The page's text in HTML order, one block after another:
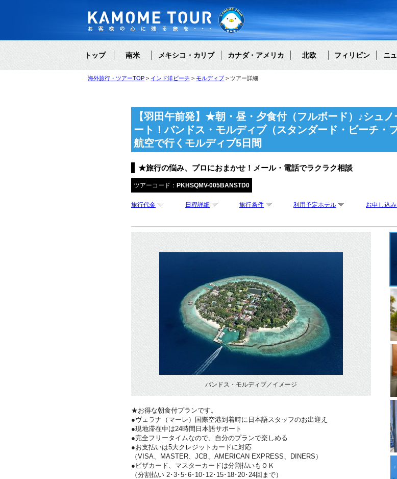
トップ 南米 メキシコ・カリブ カナダ・アメリカ 北欧 フィリピン ニ
海外旅行・ツアーTOP インド洋ビーチ モルディブ ツアー詳細
【羽田午前発】★朝・昼・夕食付（フルボード）♪シュ
ート！バンドス・モルディブ（スタンダード・ビーチ・
航空で行くモルディブ5日間
★旅行の悩み、プロにおまかせ！メール・電話でラクラク相談
ツアーコード： PKHSQMV-005BANSTD0
旅行代金 日程詳細 旅行条件 利用予定ホテル お申し込
バンドス・モルディブ／イメージ
★お得な朝食付プランです。
●ヴェラナ（マーレ）国際空港到着時に日本語スタッフのお出迎え
●現地滞在中は24時間日本語サポート
●完全フリータイムなので、自分のプランで楽しめる
●お支払いは5大クレジットカードに対応
（VISA、MASTER、JCB、AMERICAN EXPRESS、DINERS）
●ビザカード、マスターカードは分割払いもＯＫ
（分割払い 2･3･5･6･10･12･15･18･20･24回まで）